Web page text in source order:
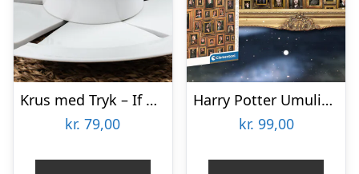
Krus med Tryk – If Dad Can’t Fix It
kr. 79,00
Harry Potter Umulig Puslespil
kr. 99,00